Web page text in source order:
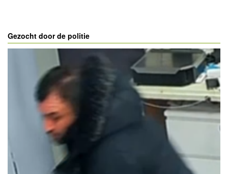
Gezocht door de politie